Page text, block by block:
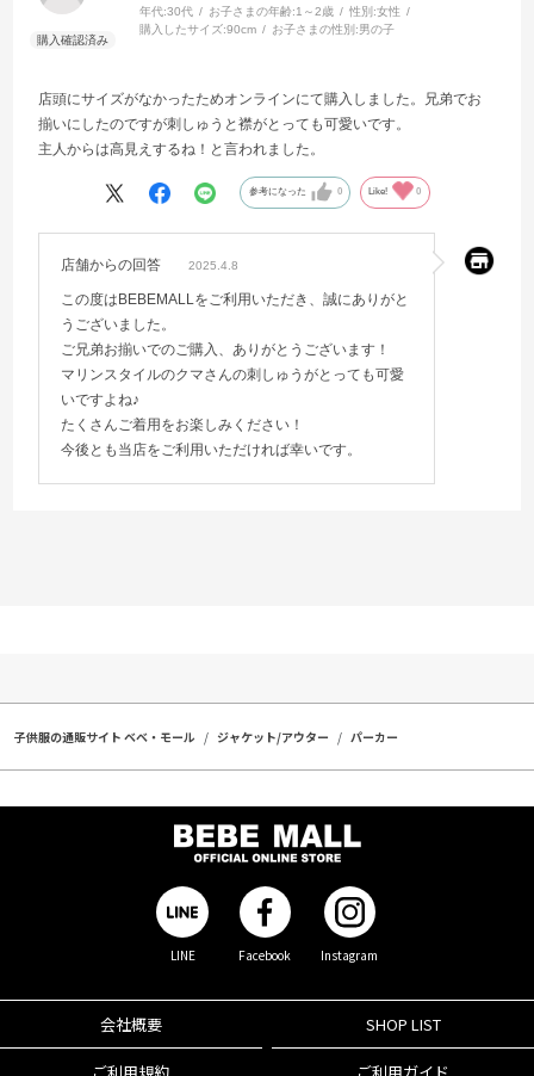
年代:30代 お子さまの年齢:1～2歳 性別:女性
購入したサイズ:90cm お子さまの性別:男の子
店頭にサイズがなかったためオンラインにて購入しました。兄弟でお
揃いにしたのですが刺しゅうと襟がとっても可愛いです。
主人からは高見えするね！と言われました。
参考になった 0 Like! 0
店舗からの回答 2025.4.8
この度はBEBEMALLをご利用いただき、誠にありがと
うございました。
ご兄弟お揃いでのご購入、ありがとうございます！
マリンスタイルのクマさんの刺しゅうがとっても可愛
いですよね♪
たくさんご着用をお楽しみください！
今後とも当店をご利用いただければ幸いです。
子供服の通販サイト ベベ・モール ジャケット/アウター パーカー
LINE Facebook Instagram
会社概要 SHOP LIST
ご利用規約 ご利用ガイド